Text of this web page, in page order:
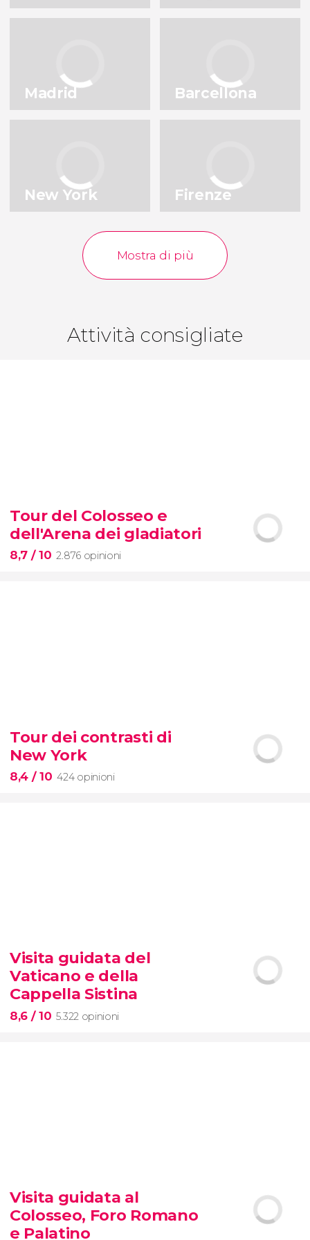
Milano Lisbona
Turchia Repubblica Ceca
Porto
Portogallo
Bruxelles
Belgio
Madrid Barcellona
New York Firenze
Mostra di più
Attività consigliate
Tour del Colosseo e
dell'Arena dei gladiatori
8,7 / 10 2.876 opinioni
scoprite tutti i segreti dell'Arena
dei gladiatori
Tour dei contrasti di
New York
8,4 / 10 424 opinioni
tour dei contrasti di New York
Visita guidata del
Vaticano e della
Cappella Sistina
8,6 / 10 5.322 opinioni
Musei Vaticani e
Sistina
Visita guidata al
Colosseo, Foro Romano
e Palatino